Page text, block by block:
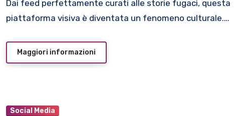
Dai feed perfettamente curati alle storie fugaci, questa
piattaforma visiva è diventata un fenomeno culturale.…
Maggiori informazioni
Social Media